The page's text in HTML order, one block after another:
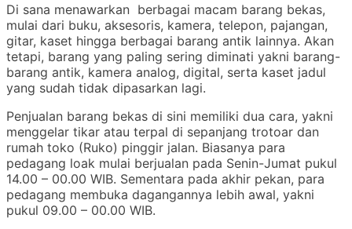
Di sana menawarkan berbagai macam barang bekas,
mulai dari buku, aksesoris, kamera, telepon, pajangan,
gitar, kaset hingga berbagai barang antik lainnya. Akan
tetapi, barang yang paling sering diminati yakni barang-
barang antik, kamera analog, digital, serta kaset jadul
yang sudah tidak dipasarkan lagi.
Penjualan barang bekas di sini memiliki dua cara, yakni
menggelar tikar atau terpal di sepanjang trotoar dan
rumah toko (Ruko) pinggir jalan. Biasanya para
pedagang loak mulai berjualan pada Senin-Jumat pukul
14.00 – 00.00 WIB. Sementara pada akhir pekan, para
pedagang membuka dagangannya lebih awal, yakni
pukul 09.00 – 00.00 WIB.